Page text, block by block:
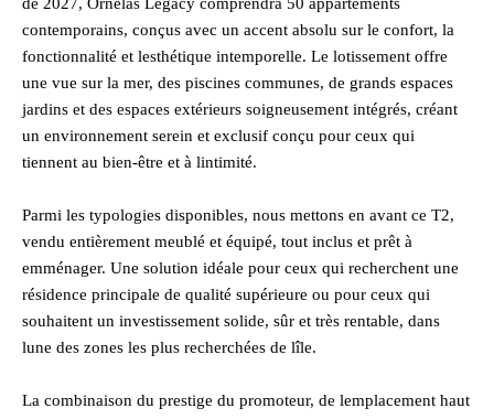
contemporains, conçus avec un accent absolu sur le confort, la
fonctionnalité et lesthétique intemporelle. Le lotissement offre
une vue sur la mer, des piscines communes, de grands espaces
jardins et des espaces extérieurs soigneusement intégrés, créant
un environnement serein et exclusif conçu pour ceux qui
tiennent au bien-être et à lintimité.
Parmi les typologies disponibles, nous mettons en avant ce T2,
vendu entièrement meublé et équipé, tout inclus et prêt à
emménager. Une solution idéale pour ceux qui recherchent une
résidence principale de qualité supérieure ou pour ceux qui
souhaitent un investissement solide, sûr et très rentable, dans
lune des zones les plus recherchées de lîle.
La combinaison du prestige du promoteur, de lemplacement haut